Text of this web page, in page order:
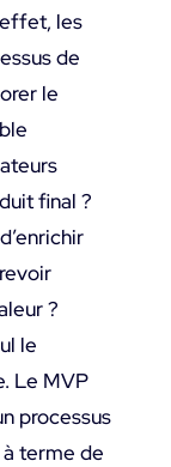
les
de
le
final ?
?
le
Le MVP
processus
terme de